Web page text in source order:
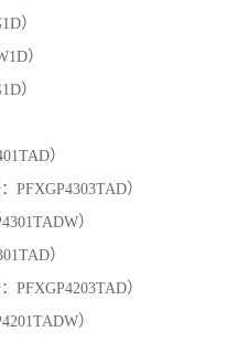
）
）
）
）
PFXGP4303TAD）
）
）
PFXGP4203TAD）
）